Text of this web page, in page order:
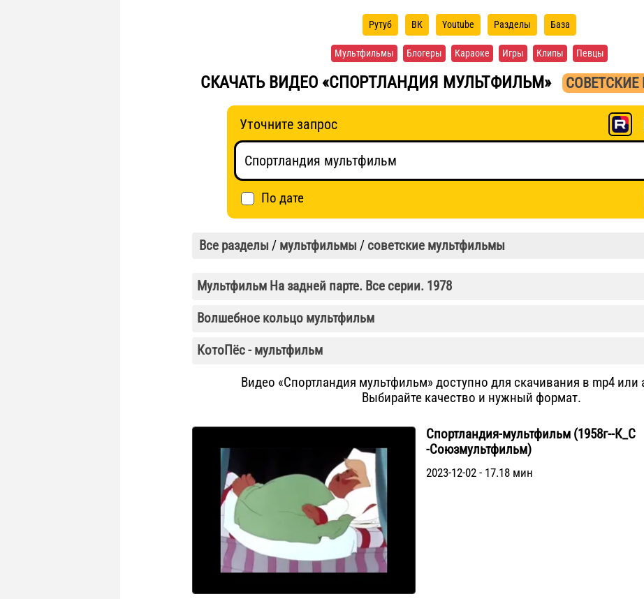
Рутуб ВК Youtube Разделы База
Мультфильмы Блогеры Караоке Игры Клипы Певцы
СКАЧАТЬ ВИДЕО «СПОРТЛАНДИЯ МУЛЬТФИЛЬМ»
Уточните запрос
По дате
Все разделы / мультфильмы / советские мультфильмы
Мультфильм На задней парте. Все серии. 1978
Волшебное кольцо мультфильм
КотоПёс - мультфильм
Видео «Спортландия мультфильм» доступно для скачивания в mp4 или
Выбирайте качество и нужный формат.
Спортландия-мультфильм (1958г--К_С
-Союзмультфильм)
2023-12-02 - 17.18 мин